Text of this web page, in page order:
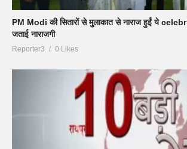
PM Modi की सितारों से मुलाकात से नाराज हुईं ये
जताई नाराजगी
Reporter3 0 Likes